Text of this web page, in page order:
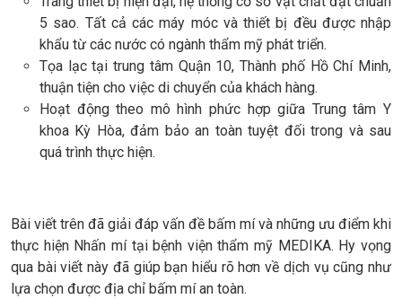
5 sao. Tất cả các máy móc và thiết bị đều được nhập
khẩu từ các nước có ngành thẩm mỹ phát triển.
Tọa lạc tại trung tâm Quận 10, Thành phố Hồ Chí Minh,
thuận tiện cho việc di chuyển của khách hàng.
Hoạt động theo mô hình phức hợp giữa Trung tâm Y
khoa Kỳ Hòa, đảm bảo an toàn tuyệt đối trong và sau
quá trình thực hiện.
Bài viết trên đã giải đáp vấn đề bấm mí và những ưu điểm khi
thực hiện Nhấn mí tại bệnh viện thẩm mỹ MEDIKA. Hy vọng
qua bài viết này đã giúp bạn hiểu rõ hơn về dịch vụ cũng như
lựa chọn được địa chỉ bấm mí an toàn.